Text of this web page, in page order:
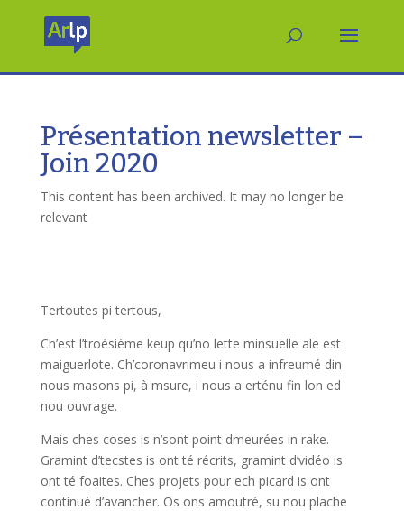
Présentation newsletter –
Join 2020
This content has been archived. It may no longer be
relevant
Tertoutes pi tertous,
Ch’est l’troésième keup qu’no lette minsuelle ale est
maiguerlote. Ch’coronavrimeu i nous a infreumé din
nous masons pi, à msure, i nous a erténu fin lon ed
nou ouvrage.
Mais ches coses is n’sont point dmeurées in rake.
Gramint d’tecstes is ont té récrits, gramint d’vidéo is
ont té foaites. Ches projets pour ech picard is ont
continué d’avancher. Os ons amoutré, su nou plache